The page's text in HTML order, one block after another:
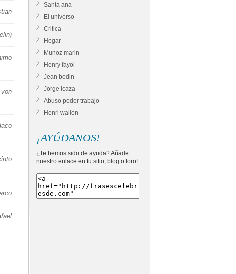
von
Santa ana
El universo
Critica
Hogar
Munoz marin
Henry fayol
Jean bodin
Jorge icaza
Abuso poder trabajo
Henri wallon
¡AYÚDANOS!
¿Te hemos sido de ayuda? Añade
nuestro enlace en tu sitio, blog o foro!